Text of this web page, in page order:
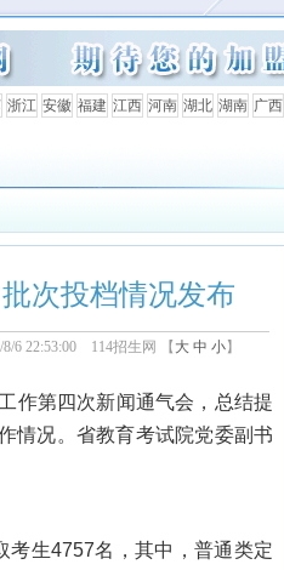
浙江 安徽 福建 江西 河南 湖北 湖南 广西
次投档情况发布
8/6 22:53:00 114招生网 【 大 中 小】
作第四次新闻通气会，总结提
情况。省教育考试院党委副书
生4757名，其中，普通类定